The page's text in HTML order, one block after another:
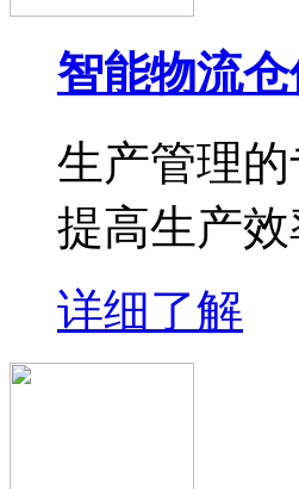
智能物流
生产管理
提高生产
详细了解